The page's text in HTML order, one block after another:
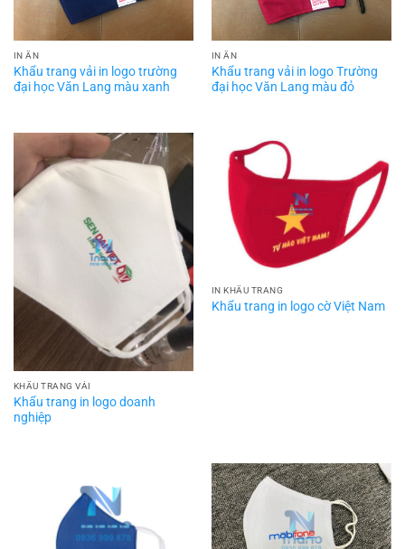
IN ẤN
Khẩu trang vải in logo trường
đại học Văn Lang màu xanh
IN ẤN
Khẩu trang vải in logo Trường
đại học Văn Lang màu đỏ
KHẨU TRANG VẢI
Khẩu trang in logo doanh
nghiệp
IN KHẨU TRANG
Khẩu trang in logo cờ Việt Nam